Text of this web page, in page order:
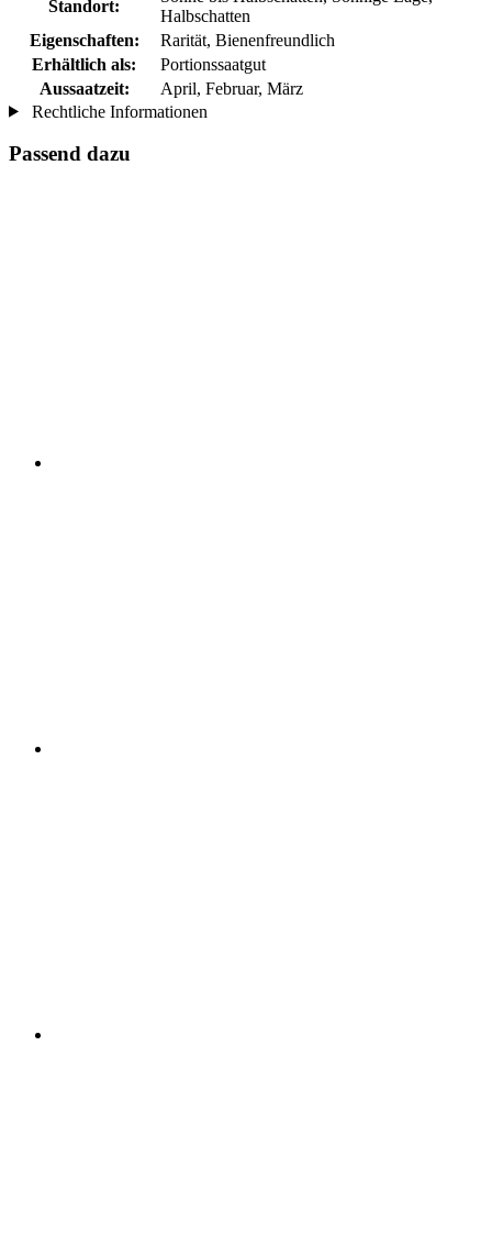
Standort:
Halbschatten
Eigenschaften:
Rarität, Bienenfreundlich
Erhältlich als:
Portionssaatgut
Aussaatzeit:
April, Februar, März
Rechtliche Informationen
Passend dazu